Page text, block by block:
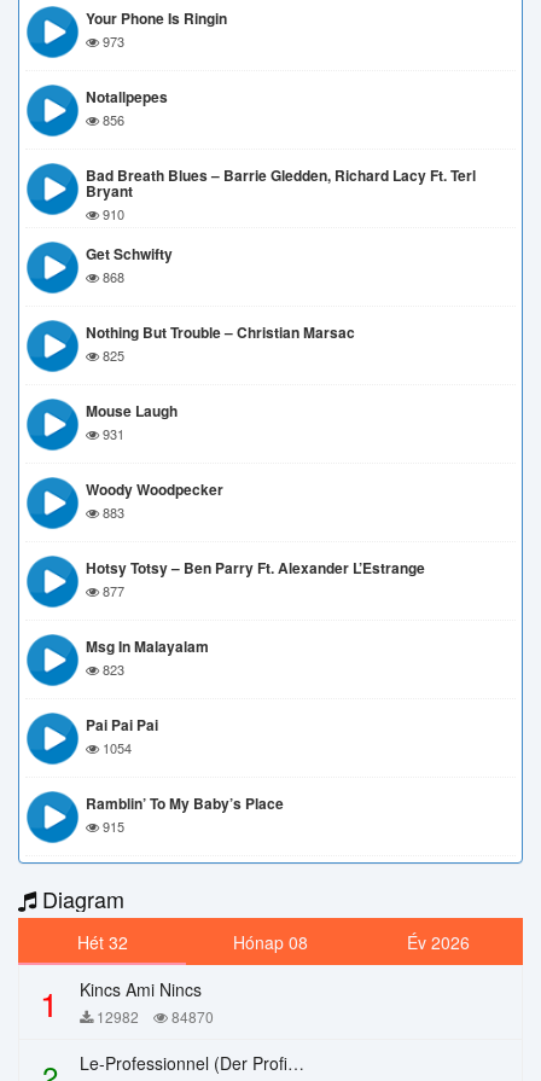
Your Phone Is Ringin
973
Notallpepes
856
Bad Breath Blues – Barrie Gledden, Richard Lacy Ft. Terl
Bryant
910
Get Schwifty
868
Nothing But Trouble – Christian Marsac
825
Mouse Laugh
931
Woody Woodpecker
883
Hotsy Totsy – Ben Parry Ft. Alexander L’Estrange
877
Msg In Malayalam
823
Pai Pai Pai
1054
Ramblin’ To My Baby’s Place
915
Diagram
Hét 32 Hónap 08 Év 2026
1 Kincs Ami Nincs
12982 84870
Le-Professionnel (Der Profi) – Chi Mai